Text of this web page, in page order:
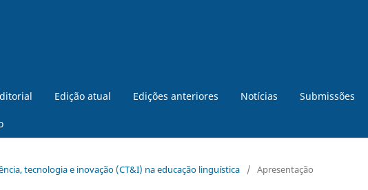
Edição atual Edições anteriores Notícias Submissões
tecnologia e inovação (CT&I) na educação linguística / Apresentação